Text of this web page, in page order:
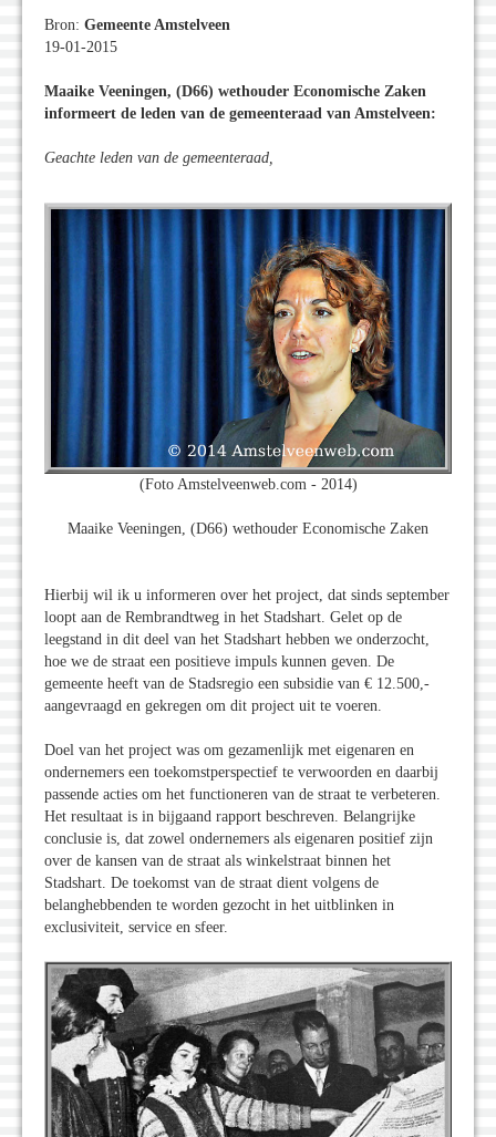
Bron: Gemeente Amstelveen
19-01-2015
Maaike Veeningen, (D66) wethouder Economische Zaken
informeert de leden van de gemeenteraad van Amstelveen:
Geachte leden van de gemeenteraad,
(Foto Amstelveenweb.com - 2014)
Maaike Veeningen, (D66) wethouder Economische Zaken
Hierbij wil ik u informeren over het project, dat sinds september
loopt aan de Rembrandtweg in het Stadshart. Gelet op de
leegstand in dit deel van het Stadshart hebben we onderzocht,
hoe we de straat een positieve impuls kunnen geven. De
gemeente heeft van de Stadsregio een subsidie van € 12.500,-
aangevraagd en gekregen om dit project uit te voeren.
Doel van het project was om gezamenlijk met eigenaren en
ondernemers een toekomstperspectief te verwoorden en daarbij
passende acties om het functioneren van de straat te verbeteren.
Het resultaat is in bijgaand rapport beschreven. Belangrijke
conclusie is, dat zowel ondernemers als eigenaren positief zijn
over de kansen van de straat als winkelstraat binnen het
Stadshart. De toekomst van de straat dient volgens de
belanghebbenden te worden gezocht in het uitblinken in
exclusiviteit, service en sfeer.